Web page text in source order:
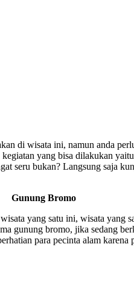
di wisata ini, namun anda
yang bisa dilakukan yaitu
seru bukan? Langsung saja
Gunung Bromo
yang satu ini, wisata yang
gunung bromo, jika sedang
para pecinta alam karena